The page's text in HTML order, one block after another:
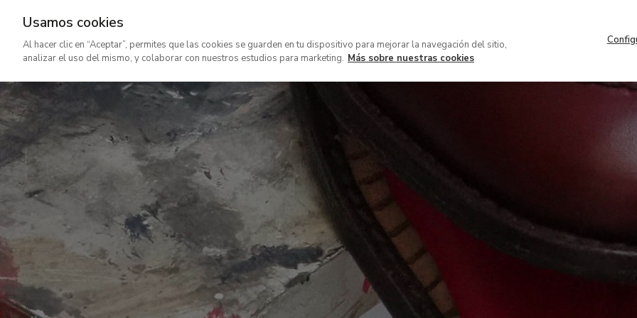
contenido
principal
VISITA COLECCIÓN
Usamos cookies
Al hacer clic en “Aceptar”, permites que las cookies se guarden en tu dispositivo para mejorar la navegación del sitio,
analizar el uso del mismo, y colaborar con nuestros estudios para marketing. Más sobre nuestras cookies